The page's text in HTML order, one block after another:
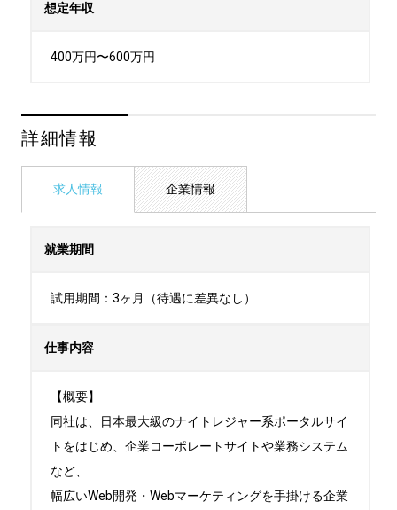
想定年収
400万円〜600万円
詳細情報
求人情報 企業情報
就業期間
試用期間：3ヶ月（待遇に差異なし）
仕事内容
【概要】
同社は、日本最大級のナイトレジャー系ポータルサイ
トをはじめ、企業コーポレートサイトや業務システム
など、
幅広いWeb開発・Webマーケティングを手掛ける企業